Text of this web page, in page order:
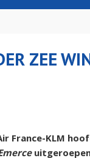
ZEE
France-KLM